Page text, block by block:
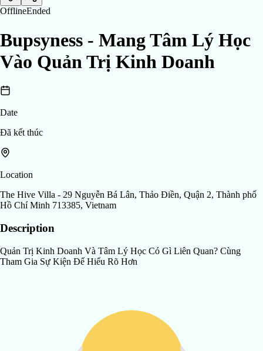
OfflineEnded
Bupsyness - Mang Tâm Lý Học
Vào Quản Trị Kinh Doanh
Date
Đã kết thúc
Location
The Hive Villa - 29 Nguyễn Bá Lân, Thảo Điền, Quận 2, Thành phố
Hồ Chí Minh 713385, Vietnam
Description
Quản Trị Kinh Doanh Và Tâm Lý Học Có Gì Liên Quan? Cùng
Tham Gia Sự Kiện Để Hiểu Rõ Hơn